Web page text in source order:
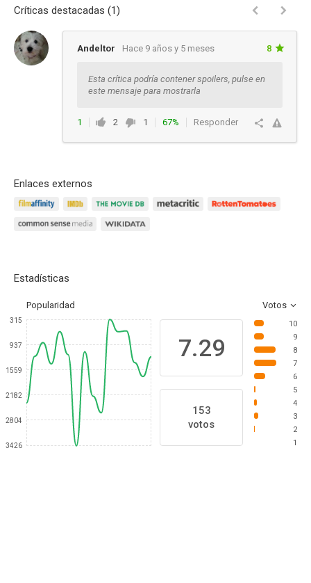
Críticas destacadas (1)
Andeltor Hace 9 años y 5 meses 8
Esta crítica podría contener spoilers, pulse en
este mensaje para mostrarla
1 2 1 67% Responder
Enlaces externos
Estadísticas
Popularidad Votos
315
937
1559
2182
2804
3426
7.29
153
votos
10
9
8
7
6
5
4
3
2
1